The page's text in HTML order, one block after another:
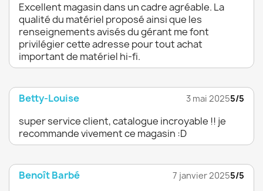
Excellent magasin dans un cadre agréable. La
qualité du matériel proposé ainsi que les
renseignements avisés du gérant me font
privilégier cette adresse pour tout achat
important de matériel hi-fi.
Betty-Louise 3 mai 20255/5
super service client, catalogue incroyable !! je
recommande vivement ce magasin :D
Benoît Barbé 7 janvier 20255/5